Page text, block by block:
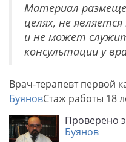
Материал
целях, не
и не может
консультации у
Врач-терапевт первой
БуяновСтаж работы 18
Проверено
Буянов